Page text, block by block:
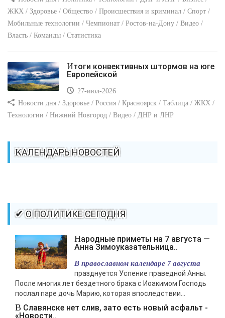
ЖКХ / Здоровье / Общество / Происшествия и криминал / Спорт /
Мобильные технологии / Чемпионат / Ростов-на-Дону / Видео /
Власть / Команды / Статистика
Итоги конвективных штормов на юге
Европейской
27-июл-2026
Новости дня / Здоровье / Россия / Красноярск / Таблица / ЖКХ /
Технологии / Нижний Новгород / Видео / ДНР и ЛНР
КАЛЕНДАРЬ НОВОСТЕЙ
✔ О ПОЛИТИКЕ СЕГОДНЯ
Народные приметы на 7 августа —
Анна Зимоуказательница..
В православном календаре 7 августа
празднуется Успение праведной Анны.
После многих лет бездетного брака с Иоакимом Господь
послал паре дочь Марию, которая впоследствии...
В Славянске нет слив, зато есть новый асфальт -
«Новости..